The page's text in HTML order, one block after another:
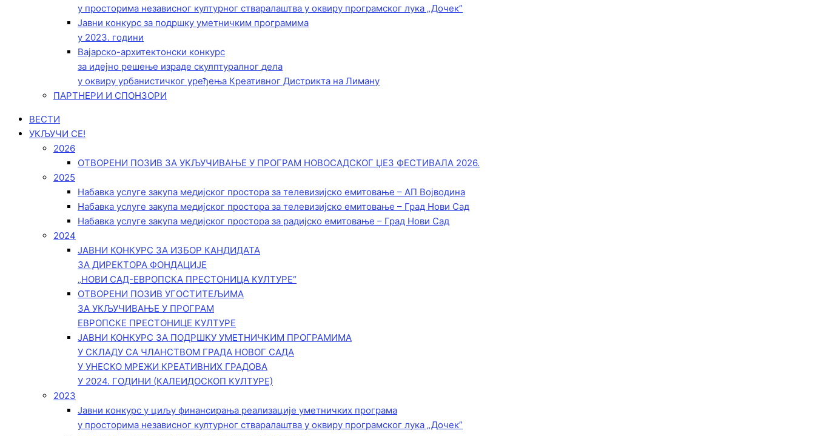
у просторима независног културног стваралаштва у оквиру програмског лука „Дочек”
Јавни конкурс за подршку уметничким програмима
у 2023. години
Вајарско-архитектонски конкурс
за идејно решење израде скулптуралног дела
у оквиру урбанистичког уређења Креативног Дистрикта на Лиману
ПАРТНЕРИ И СПОНЗОРИ
ВЕСТИ
УКЉУЧИ СЕ!
2026
ОТВОРЕНИ ПОЗИВ ЗА УКЉУЧИВАЊЕ У ПРОГРАМ НОВОСАДСКОГ ЏЕЗ ФЕСТИВАЛА 2026.
2025
Набавка услуге закупа медијског простора за телевизијско емитовање – АП Војводинa
Набавка услуге закупа медијског простора за телевизијско емитовање – Град Нови Сад
Набавка услуге закупа медијског простора за радијско емитовање – Град Нови Сад
2024
ЈАВНИ КОНКУРС ЗА ИЗБОР КАНДИДАТА
ЗА ДИРЕКТОРА ФОНДАЦИЈЕ
„НОВИ САД-ЕВРОПСКА ПРЕСТОНИЦА КУЛТУРЕ“
ОТВОРЕНИ ПОЗИВ УГОСТИТЕЉИМА
ЗА УКЉУЧИВАЊЕ У ПРОГРАМ
ЕВРОПСКЕ ПРЕСТОНИЦЕ КУЛТУРЕ
ЈАВНИ КОНКУРС ЗА ПОДРШКУ УМЕТНИЧКИМ ПРОГРАМИМА
У СКЛАДУ СА ЧЛАНСТВОМ ГРАДА НОВОГ САДА
У УНЕСКО МРЕЖИ КРЕАТИВНИХ ГРАДОВА
У 2024. ГОДИНИ (КАЛЕИДОСКОП КУЛТУРЕ)
2023
Јавни конкурс у циљу финансирања реализације уметничких програма
у просторима независног културног стваралаштва у оквиру програмског лука „Дочек”